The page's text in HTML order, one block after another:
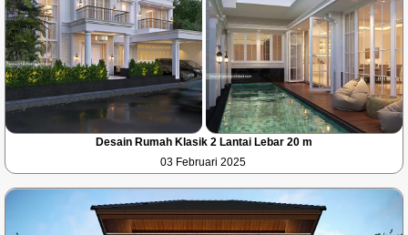
Desain Rumah Klasik 2 Lantai Lebar 20 m
03 Februari 2025